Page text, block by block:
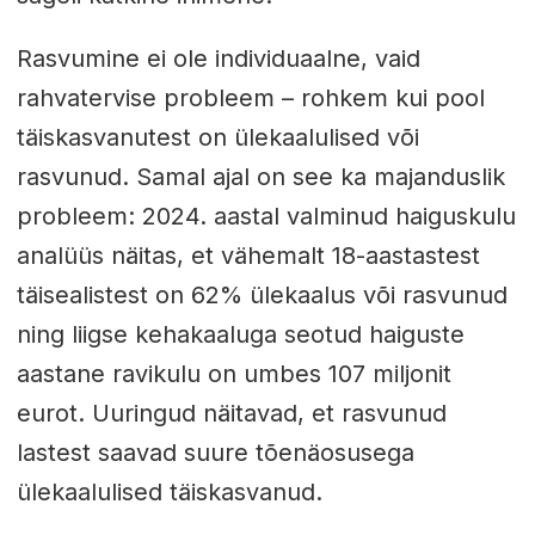
Rasvumine ei ole individuaalne, vaid
rahvatervise probleem – rohkem kui pool
täiskasvanutest on ülekaalulised või
rasvunud. Samal ajal on see ka majanduslik
probleem: 2024. aastal valminud haiguskulu
analüüs näitas, et vähemalt 18-aastastest
täisealistest on 62% ülekaalus või rasvunud
ning liigse kehakaaluga seotud haiguste
aastane ravikulu on umbes 107 miljonit
eurot. Uuringud näitavad, et rasvunud
lastest saavad suure tõenäosusega
ülekaalulised täiskasvanud.